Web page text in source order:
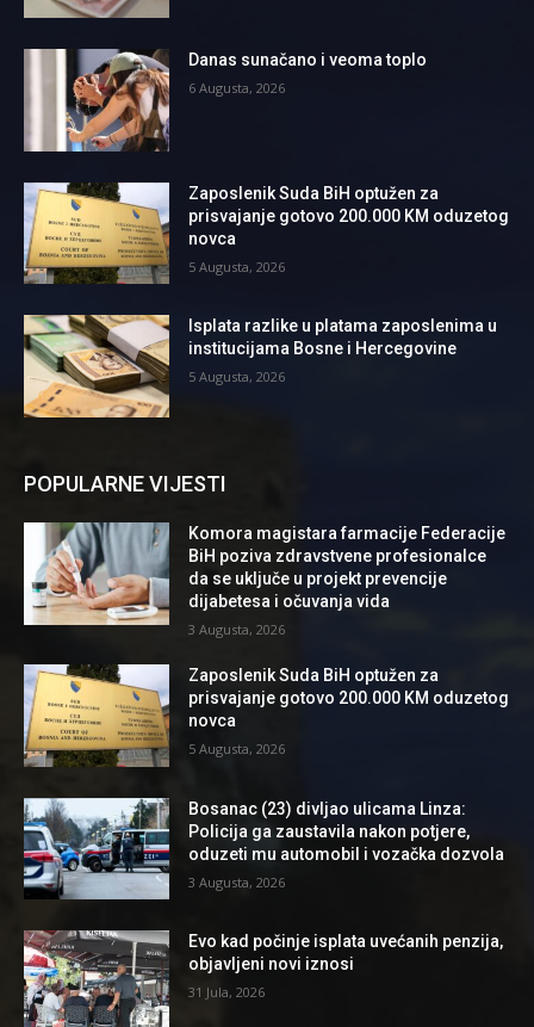
Danas sunačano i veoma toplo
6 Augusta, 2026
Zaposlenik Suda BiH optužen za
prisvajanje gotovo 200.000 KM oduzetog
novca
5 Augusta, 2026
Isplata razlike u platama zaposlenima u
institucijama Bosne i Hercegovine
5 Augusta, 2026
POPULARNE VIJESTI
Komora magistara farmacije Federacije
BiH poziva zdravstvene profesionalce
da se uključe u projekt prevencije
dijabetesa i očuvanja vida
3 Augusta, 2026
Zaposlenik Suda BiH optužen za
prisvajanje gotovo 200.000 KM oduzetog
novca
5 Augusta, 2026
Bosanac (23) divljao ulicama Linza:
Policija ga zaustavila nakon potjere,
oduzeti mu automobil i vozačka dozvola
3 Augusta, 2026
Evo kad počinje isplata uvećanih penzija,
objavljeni novi iznosi
31 Jula, 2026